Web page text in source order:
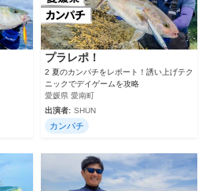
プラレポ！
2 夏のカンパチをレポート！誘い上げテク
ニックでデイゲームを攻略
愛媛県 愛南町
出演者: SHUN
カンパチ